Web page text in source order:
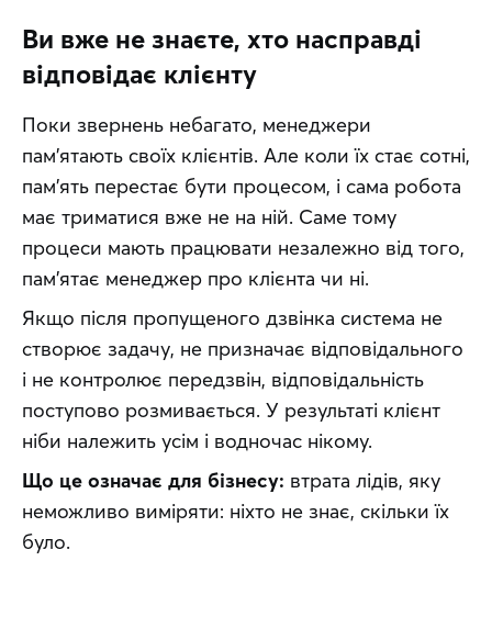
Ви вже не знаєте, хто насправді
відповідає клієнту
Поки звернень небагато, менеджери
пам'ятають своїх клієнтів. Але коли їх стає сотні,
пам'ять перестає бути процесом, і сама робота
має триматися вже не на ній. Саме тому
процеси мають працювати незалежно від того,
пам'ятає менеджер про клієнта чи ні.
Якщо після пропущеного дзвінка система не
створює задачу, не призначає відповідального
і не контролює передзвін, відповідальність
поступово розмивається. У результаті клієнт
ніби належить усім і водночас нікому.
Що це означає для бізнесу: втрата лідів, яку
неможливо виміряти: ніхто не знає, скільки їх
було.